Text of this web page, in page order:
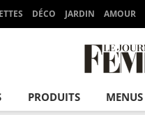
DÉCO JARDIN AMOUR
PRODUITS MENUS